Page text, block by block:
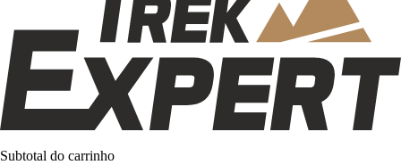
Subtotal do carrinho